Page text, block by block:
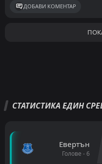
ДОБАВИ КОМЕНТАР
СТАТИСТИКА ЕДИН
Евертън
Голове - 6